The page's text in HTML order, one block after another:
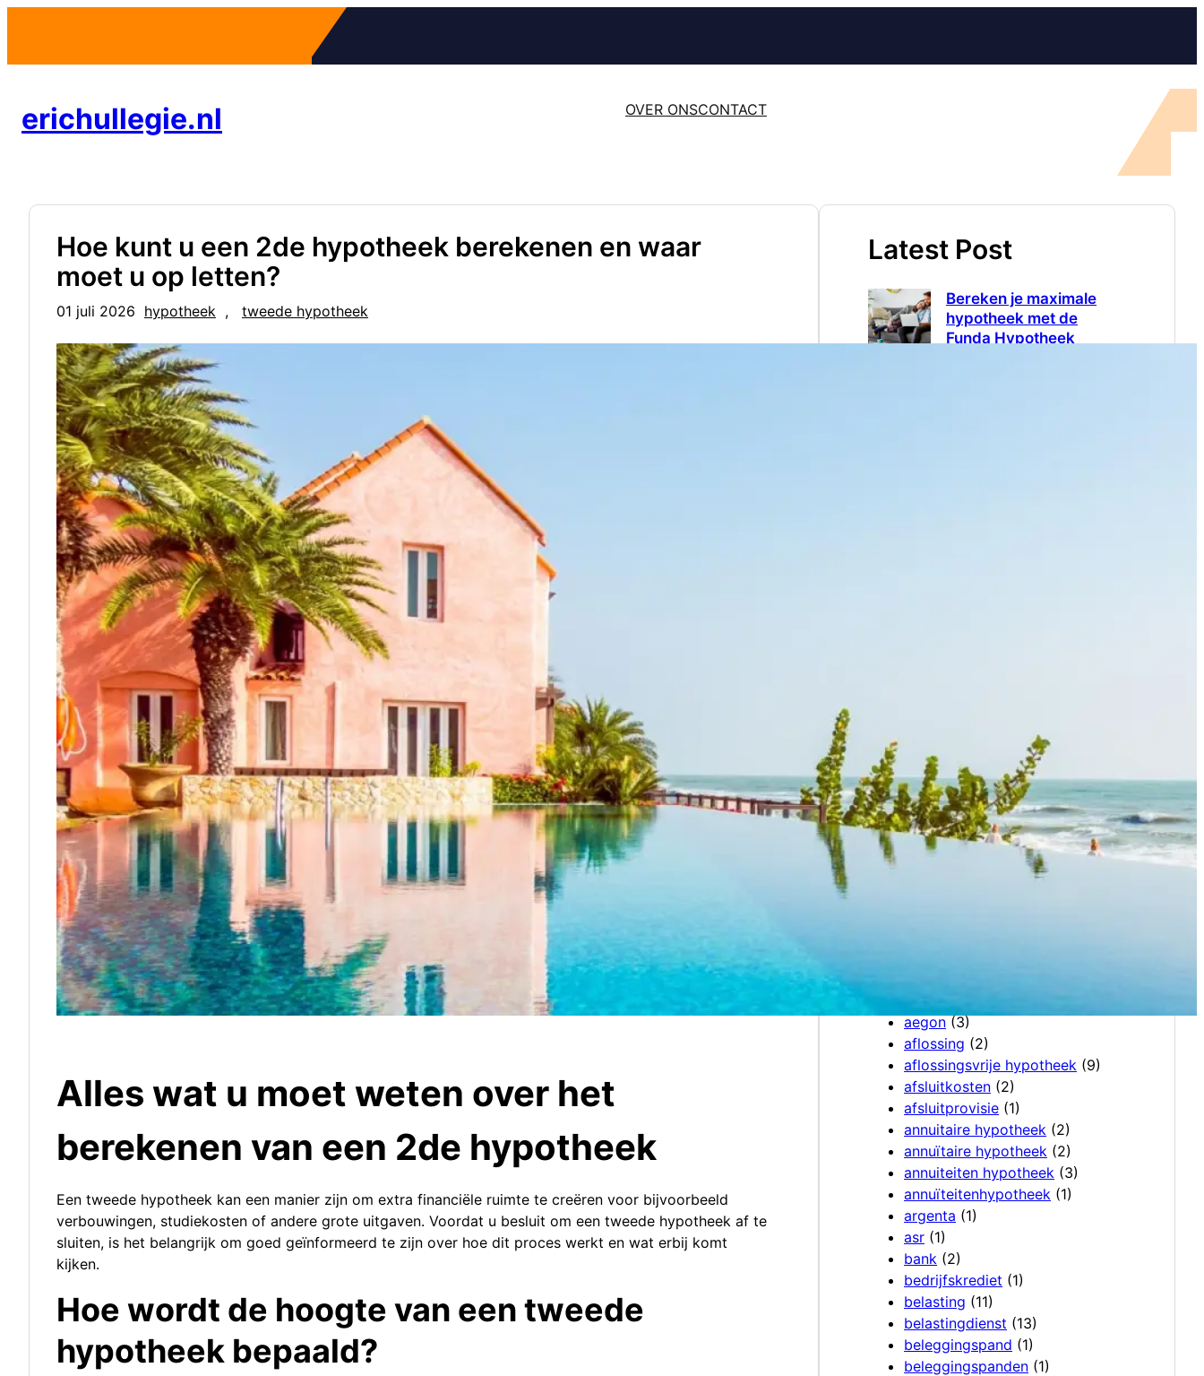
de
erichullegie.nl OVER ONSCONTACT
Hoe kunt u een 2de hypotheek berekenen en waar
moet u op letten?
01 juli 2026 hypotheek , tweede hypotheek
Alles wat u moet weten over het
berekenen van een 2de hypotheek
Een tweede hypotheek kan een manier zijn om extra financiële ruimte te creëren voor bijvoorbeeld
verbouwingen, studiekosten of andere grote uitgaven. Voordat u besluit om een tweede hypotheek af te
sluiten, is het belangrijk om goed geïnformeerd te zijn over hoe dit proces werkt en wat erbij komt
kijken.
Hoe wordt de hoogte van een tweede
hypotheek bepaald?
Latest Post
Bereken je maximale
hypotheek met de
Funda Hypotheek
Vergelijk en Vind de Beste
Independer Persoonlijke Lening
voor Jou
31 juli 2026
Categories
abn amro
abnamro(8)
aegon(3)
aflossing (2)
aflossingsvrije hypotheek (9)
afsluitkosten (2)
afsluitprovisie (1)
annuitaire hypotheek (2)
annuïtaire hypotheek (2)
annuiteiten hypotheek (3)
annuïteitenhypotheek (1)
argenta (1)
asr (1)
bank (2)
bedrijfskrediet (1)
belasting (11)
belastingdienst (13)
beleggingspand (1)
beleggingspanden (1)